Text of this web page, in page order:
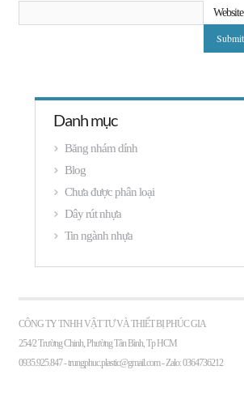
Website
Danh mục
Băng nhám dính
Blog
Chưa được phân loại
Dây rút nhựa
Tin ngành nhựa
CÔNG TY TNHH VẬT TƯ VÀ THIẾT BỊ PHÚC GIA
254/2 Trường Chinh, Phường Tân Bình, Tp HCM
0935.925.847 -trungphuc.plastic@gmail.com- Zalo: 0364736212